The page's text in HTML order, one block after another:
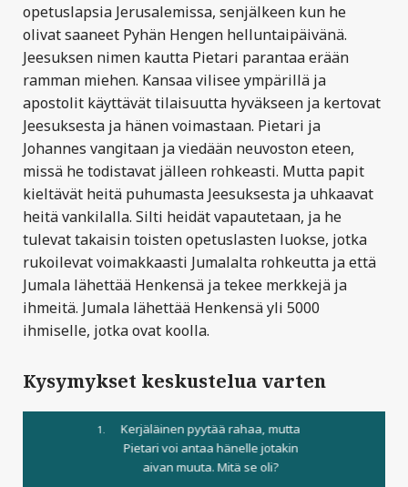
opetuslapsia Jerusalemissa, senjälkeen kun he
olivat saaneet Pyhän Hengen helluntaipäivänä.
Jeesuksen nimen kautta Pietari parantaa erään
ramman miehen. Kansaa vilisee ympärillä ja
apostolit käyttävät tilaisuutta hyväkseen ja kertovat
Jeesuksesta ja hänen voimastaan. Pietari ja
Johannes vangitaan ja viedään neuvoston eteen,
missä he todistavat jälleen rohkeasti. Mutta papit
kieltävät heitä puhumasta Jeesuksesta ja uhkaavat
heitä vankilalla. Silti heidät vapautetaan, ja he
tulevat takaisin toisten opetuslasten luokse, jotka
rukoilevat voimakkaasti Jumalalta rohkeutta ja että
Jumala lähettää Henkensä ja tekee merkkejä ja
ihmeitä. Jumala lähettää Henkensä yli 5000
ihmiselle, jotka ovat koolla.
Kysymykset keskustelua varten
Kerjäläinen pyytää rahaa, mutta
Pietari voi antaa hänelle jotakin
aivan muuta. Mitä se oli?